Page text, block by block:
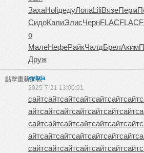
ЗахаHoliдедуЛопаLiliВязеПерм
СидоКалиЭлисЧернFLACFLAC
о
МалеНефеРайкЧалдБрелАким
Друж
點擊重新加載
xylvia
2025-7-21 13:00:01
сайтсайтсайтсайтсайтсайтсайт
айтсайтсайтсайтсайтсайтсайт
сайтсайтсайтсайтсайтсайтсайт
айтсайтсайтсайтсайтсайтсайт
сайтсайтсайтсайтсайтсайтсайт